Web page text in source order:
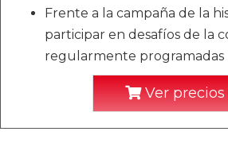
Frente a la campaña de la
participar en desafíos de la
regularmente programadas
Ver